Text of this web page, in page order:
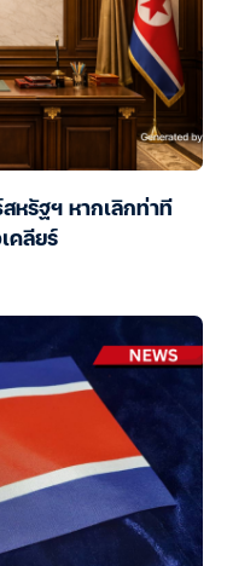
หรัฐฯ หากเลิกท่าที
คลียร์